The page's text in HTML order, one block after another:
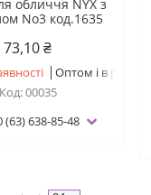
обличчя NYX з
No3 код.1635
73,10 ₴
Оптом і в роздріб
00035
(63) 638-85-48